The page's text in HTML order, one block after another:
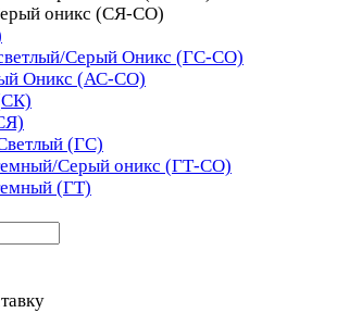
оникс (СЯ-СО)
Серый Оникс (ГС-СО)
Оникс (АС-СО)
(ГС)
Серый оникс (ГТ-СО)
(ГТ)